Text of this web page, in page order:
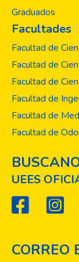
Graduados
Facultades
Facultad de
Facultad de
Facultad de
Facultad de
Facultad de
Facultad de
UEES
CORREO